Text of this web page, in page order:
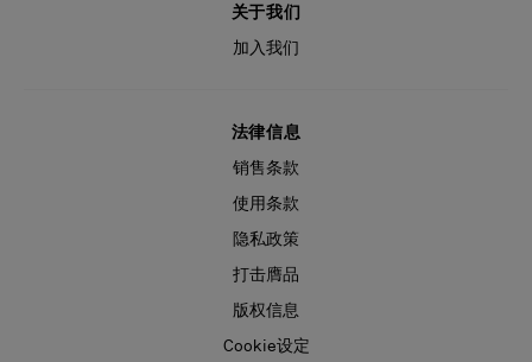
关于我们
加入我们
法律信息
销售条款
使用条款
隐私政策
打击膺品
版权信息
Cookie设定